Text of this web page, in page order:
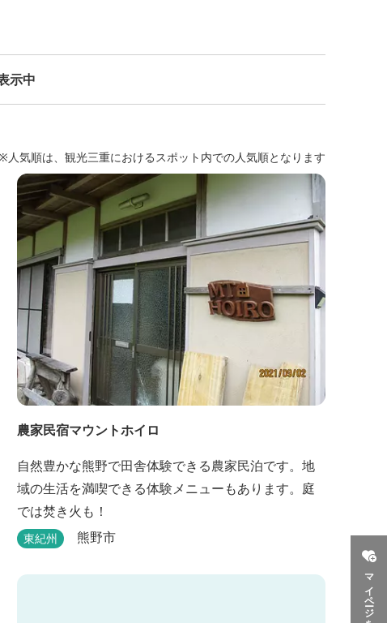
マイページを見る
示中
人気順は、観光三重におけるスポット内での人気順となります
農家民宿マウントホイロ
自然豊かな熊野で田舎体験できる農家民泊です。地
域の生活を満喫できる体験メニューもあります。庭
では焚き火も！
東紀州 熊野市